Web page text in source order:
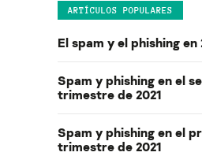
ARTÍCULOS POPULARES
El spam y el phishing en
Spam y phishing en el
trimestre de 2021
Spam y phishing en el
trimestre de 2021